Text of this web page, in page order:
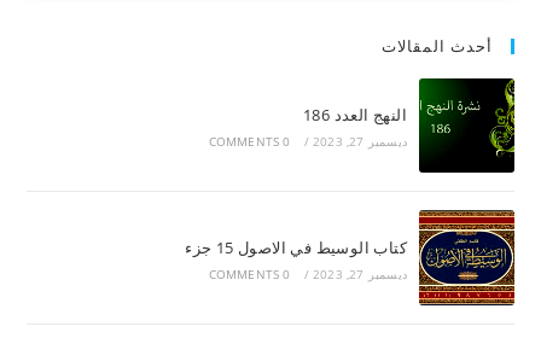
أحدث المقالات
النهج العدد 186
ديسمبر 27, 2023 /
0 COMMENTS
كتاب الوسيط في الاصول 15 جزء
ديسمبر 27, 2023 /
0 COMMENTS